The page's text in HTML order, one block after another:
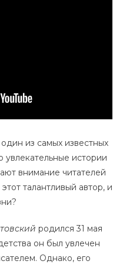
из самых известных
увлекательные истории
внимание читателей
талантливый автор, и
родился 31 мая
он был увлечен
Однако, его